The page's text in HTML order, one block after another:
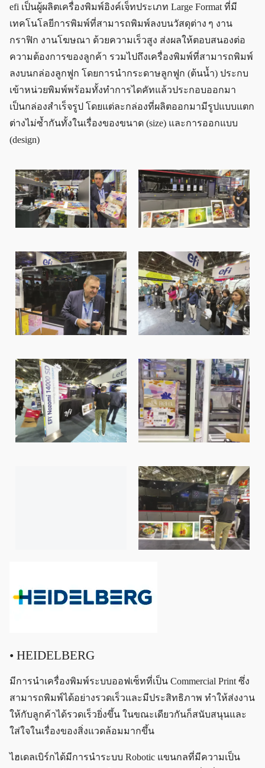
efi เป็นผู้ผลิตเครื่องพิมพ์อิงค์เจ็ทประเภท Large Format ที่มี
เทคโนโลยีการพิมพ์ที่สามารถพิมพ์ลงบนวัสดุต่าง ๆ งาน
กราฟิก งานโฆษณา ด้วยความเร็วสูง ส่งผลให้ตอบสนองต่อ
ความต้องการของลูกค้า รวมไปถึงเครื่องพิมพ์ที่สามารถพิมพ์
ลงบนกล่องลูกฟูก โดยการนำกระดาษลูกฟูก (ต้นน้ำ) ประกบ
เข้าหน่วยพิมพ์พร้อมทั้งทำการไดคัทแล้วประกอบออกมา
เป็นกล่องสำเร็จรูป โดยแต่ละกล่องที่ผลิตออกมามีรูปแบบแตก
ต่างไม่ซ้ำกันทั้งในเรื่องของขนาด (size) และการออกแบบ
(design)
• HEIDELBERG
มีการนำเครื่องพิมพ์ระบบออฟเซ็ทที่เป็น Commercial Print ซึ่ง
สามารถพิมพ์ได้อย่างรวดเร็วและมีประสิทธิภาพ ทำให้ส่งงาน
ให้กับลูกค้าได้รวดเร็วยิ่งขึ้น ในขณะเดียวกันก็สนับสนุนและ
ใส่ใจในเรื่องของสิ่งแวดล้อมมากขึ้น
ไฮเดลเบิร์กได้มีการนำระบบ Robotic แขนกลที่มีความเป็น